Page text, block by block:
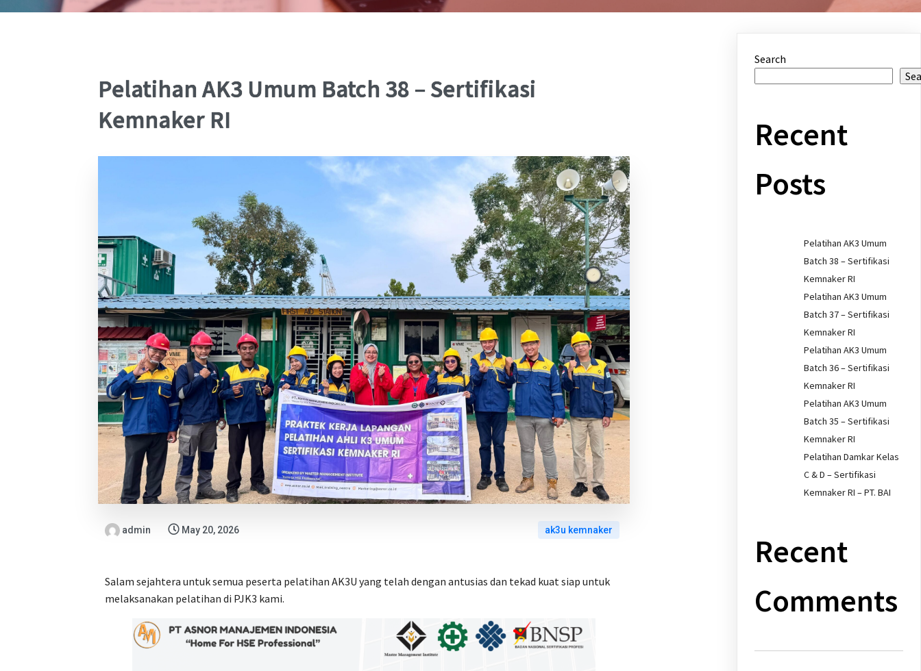
Pelatihan AK3 Umum Batch 38 – Sertifikasi
Kemnaker RI
admin May 20, 2026 ak3u kemnaker
Salam sejahtera untuk semua peserta pelatihan AK3U yang telah dengan antusias dan tekad kuat siap untuk
melaksanakan pelatihan di PJK3 kami.
Search
Recent
Posts
Pelatihan AK3 Umum
Batch 38 – Sertifikasi
Kemnaker RI
Pelatihan AK3 Umum
Batch 37 – Sertifikasi
Kemnaker RI
Pelatihan AK3 Umum
Batch 36 – Sertifikasi
Kemnaker RI
Pelatihan AK3 Umum
Batch 35 – Sertifikasi
Kemnaker RI
Pelatihan Damkar Kelas
C & D – Sertifikasi
Kemnaker RI – PT. BAI
Recent
Comments